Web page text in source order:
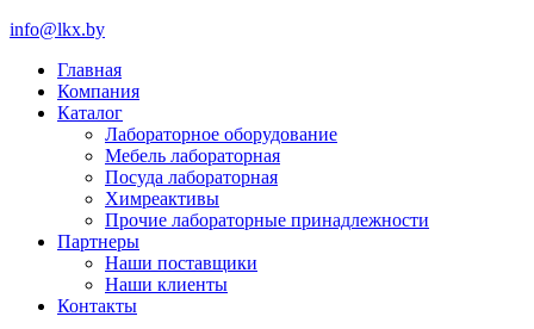
info@lkx.by
Главная
Компания
Каталог
Лабораторное оборудование
Мебель лабораторная
Посуда лабораторная
Химреактивы
Прочие лабораторные принадлежности
Партнеры
Наши поставщики
Наши клиенты
Контакты